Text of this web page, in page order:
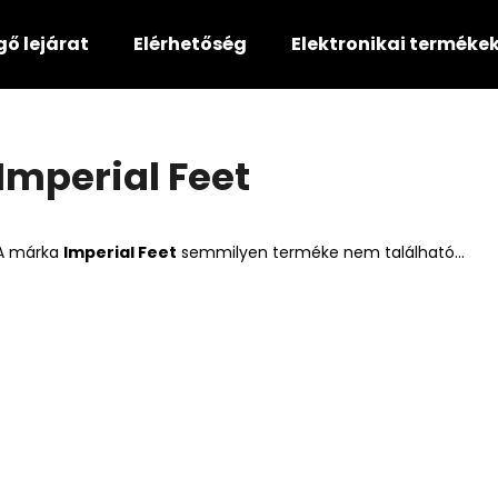
lejárat Elérhetőség Elektronikai
Feet
márka Imperial Feet semmilyen terméke nem található...